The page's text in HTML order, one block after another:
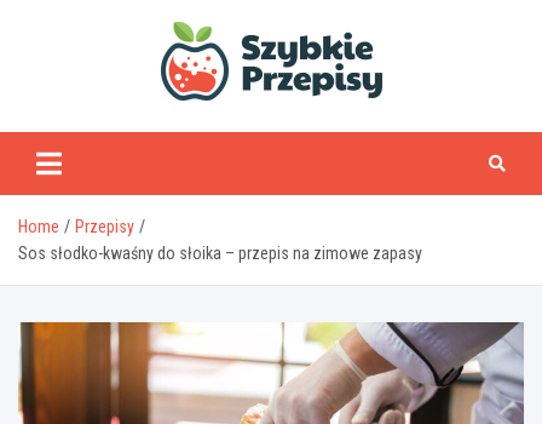
Home
Przepisy
Sos słodko-kwaśny do słoika – przepis na zimowe zapasy